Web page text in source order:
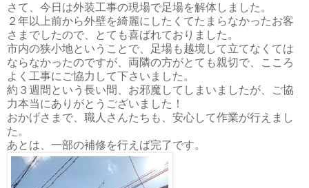
さて、今日は外装工事の現場で足場を解体しました。
２年以上前から外壁を綺麗にしたくてたまらなかったお客
さまでしたので、とても喜ばれておりました。
市内の狭小地ということで、足場も越境して立てなくては
ならなかったのですが、両隣の方がとても親切で、こころ
よく工事にご協力して下さいました。
約３週間という長い間、お邪魔してしまいましたが、ご協
力本当にありがとうございました！
おかげさまで、職人さんたちも、安心して作業が行えまし
た。
あとは、一部の補修を行えば完了です。